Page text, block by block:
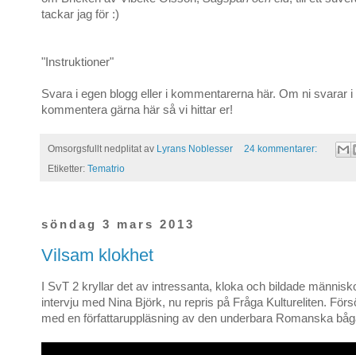
tackar jag för :)
"Instruktioner"
Svara i egen blogg eller i kommentarerna här. Om ni svarar i
kommentera gärna här så vi hittar er!
Omsorgsfullt nedplitat av Lyrans Noblesser
24 kommentarer:
Etiketter: Tematrio
söndag 3 mars 2013
Vilsam klokhet
I SvT 2 kryllar det av intressanta, kloka och bildade
intervju med Nina Björk, nu repris på Fråga Kultureliten.
med en författaruppläsning av den underbara Romanska